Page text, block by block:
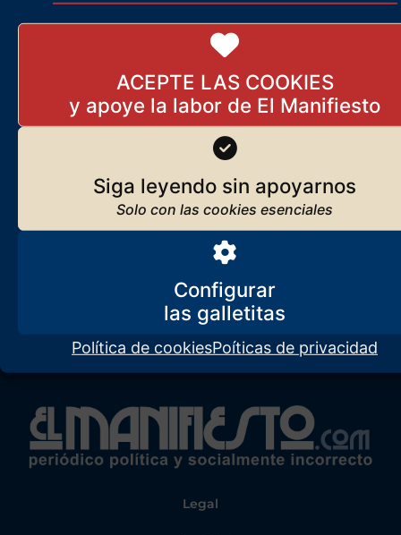
ACEPTE LAS COOKIES
Siga leyendo sin apoyarnos
Configurar
Política de cookiesPoíticas de privacidad
Legal